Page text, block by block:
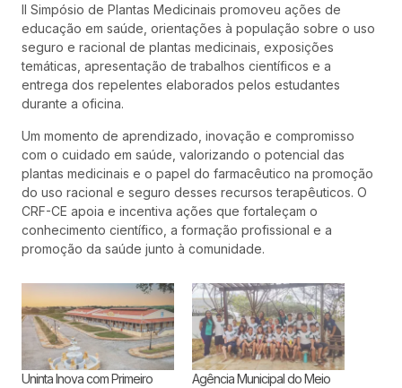
II Simpósio de Plantas Medicinais promoveu ações de
educação em saúde, orientações à população sobre o uso
seguro e racional de plantas medicinais, exposições
temáticas, apresentação de trabalhos científicos e a
entrega dos repelentes elaborados pelos estudantes
durante a oficina.
Um momento de aprendizado, inovação e compromisso
com o cuidado em saúde, valorizando o potencial das
plantas medicinais e o papel do farmacêutico na promoção
do uso racional e seguro desses recursos terapêuticos. O
CRF-CE apoia e incentiva ações que fortaleçam o
conhecimento científico, a formação profissional e a
promoção da saúde junto à comunidade.
Uninta Inova com Primeiro
Agência Municipal do Meio